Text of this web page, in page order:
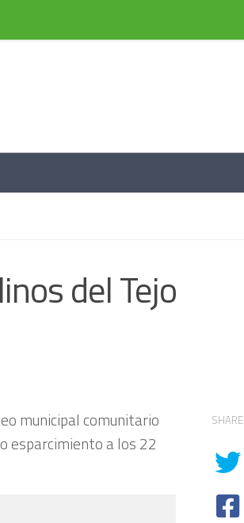
del Tejo
municipal comunitario
esparcimiento a los 22
SHARE